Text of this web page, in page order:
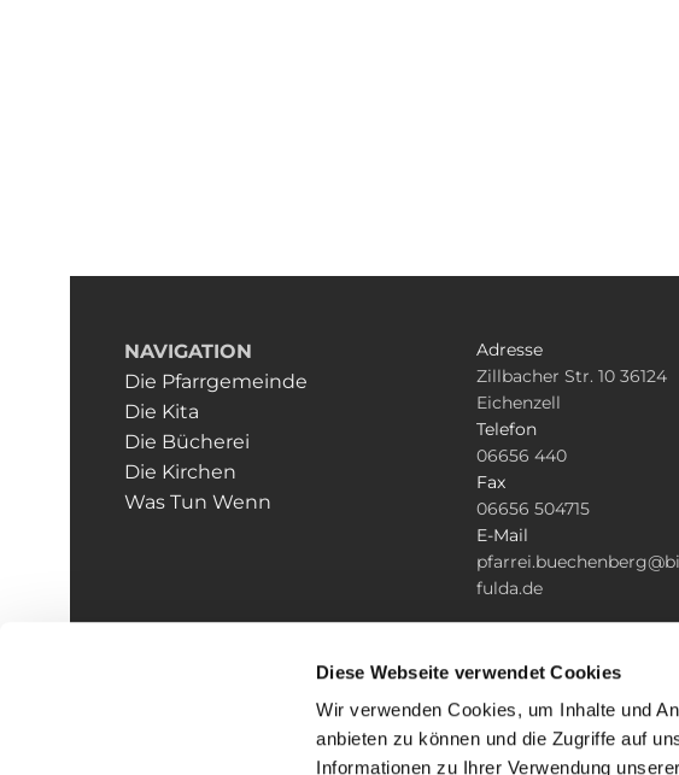
Diese Webseite verwendet Cookies
Wir verwenden Cookies, um Inhalte und
anbieten zu können und die Zugriffe auf
Informationen zu Ihrer Verwendung
NAVIGATION
Die Pfarrgemeinde
Die Kita
Die Bücherei
Die Kirchen
Was Tun Wenn
Adresse
Zillbacher Str. 10 36124
Eichenzell
Telefon
06656 440
Fax
06656 504715
E-Mail
fulda.de